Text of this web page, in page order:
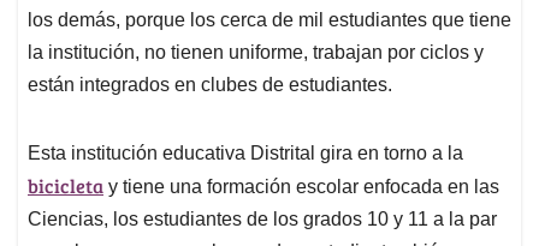
los demás, porque los cerca de mil estudiantes que tiene
la institución, no tienen uniforme, trabajan por ciclos y
están integrados en clubes de estudiantes.
Esta institución educativa Distrital gira en torno a la
bicicleta y tiene una formación escolar enfocada en las
Ciencias, los estudiantes de los grados 10 y 11 a la par